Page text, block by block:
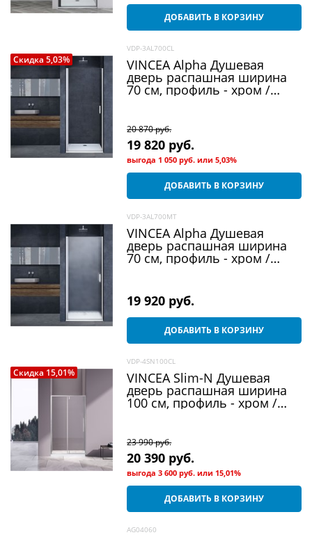
ДОБАВИТЬ В КОРЗИНУ
Скидка 5,03%
VDP-3AL700CL
VINCEA Alpha Душевая
дверь распашная ширина
70 см, профиль - хром /
20 870 руб.
19 820 руб.
выгода 1 050 руб. или5,03%
ДОБАВИТЬ В КОРЗИНУ
VDP-3AL700MT
VINCEA Alpha Душевая
дверь распашная ширина
70 см, профиль - хром /
19 920 руб.
ДОБАВИТЬ В КОРЗИНУ
Скидка 15,01%
VDP-4SN100CL
VINCEA Slim-N Душевая
дверь распашная ширина
100 см, профиль - хром /
23 990 руб.
20 390 руб.
выгода3 600 руб. или 15,01%
ДОБАВИТЬ В КОРЗИНУ
AG04060